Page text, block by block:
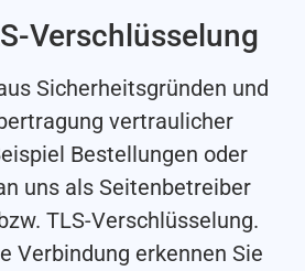
Verschlüsselung
Sicherheitsgründen und
vertraulicher
Bestellungen oder
uns als Seitenbetreiber
TLS-Verschlüsselung.
Verbindung erkennen Sie